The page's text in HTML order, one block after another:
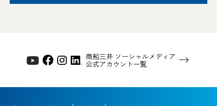
商船三井 ソーシャルメディア
公式アカウント一覧